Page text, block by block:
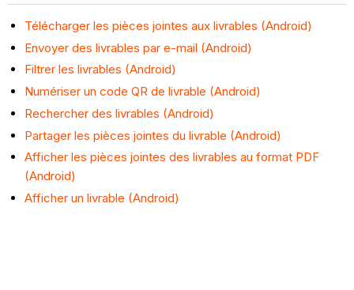
Télécharger les pièces jointes aux livrables (Android)
Envoyer des livrables par e-mail (Android)
Filtrer les livrables (Android)
Numériser un code QR de livrable (Android)
Rechercher des livrables (Android)
Partager les pièces jointes du livrable (Android)
Afficher les pièces jointes des livrables au format PDF
(Android)
Afficher un livrable (Android)